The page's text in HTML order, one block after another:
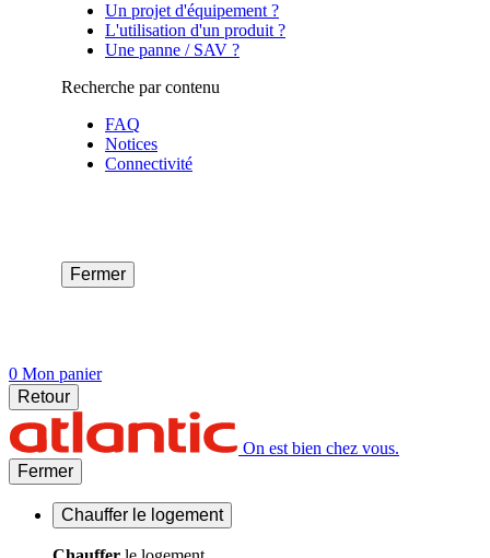
Un projet d'équipement ?
L'utilisation d'un produit ?
Une panne / SAV ?
Recherche par contenu
FAQ
Notices
Connectivité
Fermer
0 Mon panier
Retour
On est bien chez vous.
Fermer
Chauffer le logement